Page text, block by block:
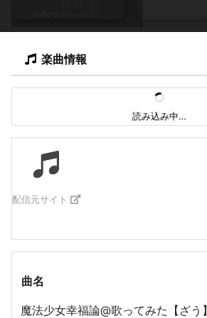
楽曲情報
読み込み中…
配信元サイト
曲名
魔法少女幸福論@歌ってみた【ざう】